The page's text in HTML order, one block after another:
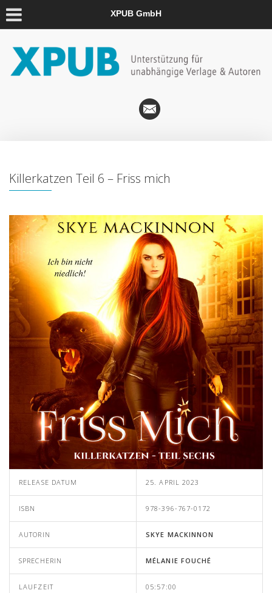
XPUB GmbH
Killerkatzen Teil 6 – Friss mich
RELEASE DATUM 25. APRIL 2023
ISBN 978-396-767-0172
AUTORIN SKYE MACKINNON
SPRECHERIN MÉLANIE FOUCHÉ
LAUFZEIT 05:57:00